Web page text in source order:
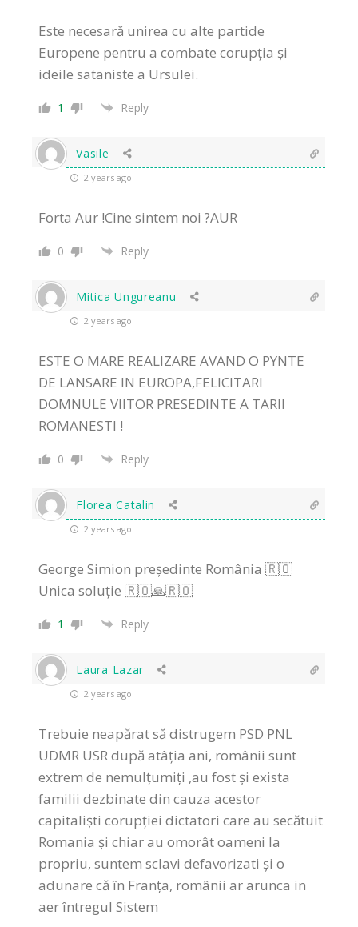
Este necesară unirea cu alte partide
Europene pentru a combate corupția și
ideile sataniste a Ursulei.
1 Reply
Vasile
2 years ago
Forta Aur !Cine sintem noi ?AUR
0 Reply
Mitica Ungureanu
2 years ago
ESTE O MARE REALIZARE AVAND O PYNTE
DE LANSARE IN EUROPA,FELICITARI
DOMNULE VIITOR PRESEDINTE A TARII
ROMANESTI !
0 Reply
Florea Catalin
2 years ago
George Simion președinte România 🇷🇴
Unica soluție 🇷🇴🙏🇷🇴
1 Reply
Laura Lazar
2 years ago
Trebuie neapărat să distrugem PSD PNL
UDMR USR după atâția ani, românii sunt
extrem de nemulțumiți ,au fost și exista
familii dezbinate din cauza acestor
capitaliști corupției dictatori care au secătuit
Romania și chiar au omorât oameni la
propriu, suntem sclavi defavorizati și o
adunare că în Franța, românii ar arunca in
aer întregul Sistem